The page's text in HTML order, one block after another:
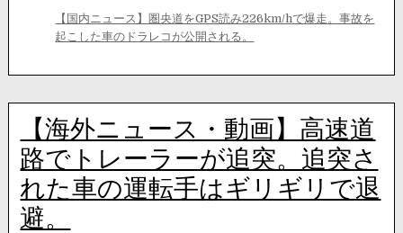
【国内ニュース】圏央道をGPS読み226km/hで爆走。事故を
起こした車のドラレコが公開される。
【海外ニュース・動画】高速道
路でトレーラーが追突。追突さ
れた車の運転手はギリギリで退
避。